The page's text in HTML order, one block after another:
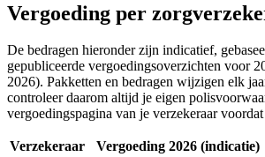
Vergoeding per
De bedragen hieronder zijn indicatief,
gepubliceerde vergoedingsoverzichten voor
2026). Pakketten en bedragen wijzigen elk
controleer daarom altijd je eigen
vergoedingspagina van je verzekeraar
Verzekeraar Vergoeding 2026 (indicatie)